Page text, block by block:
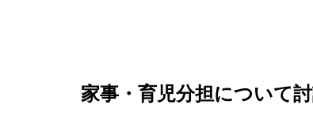
家事・育児分担について討